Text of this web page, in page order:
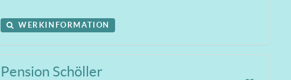
WERKINFORMATION
Pension Schöller